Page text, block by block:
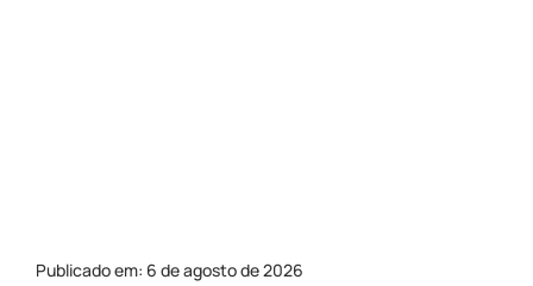
Publicado em: 6 de agosto de 2026